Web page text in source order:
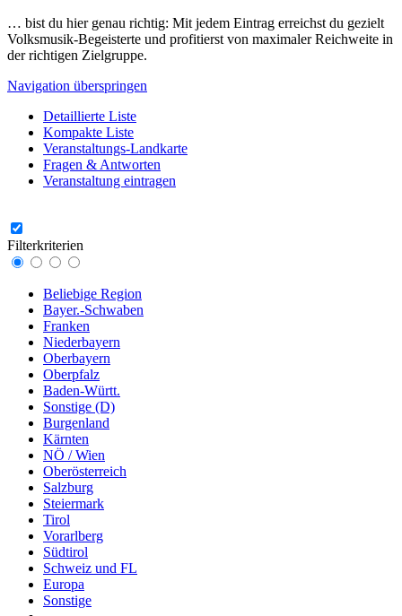
… bist du hier genau richtig: Mit jedem Eintrag erreichst du gezielt
Volksmusik-Begeisterte und profitierst von maximaler Reichweite in
der richtigen Zielgruppe.
Navigation überspringen
Detaillierte Liste
Kompakte Liste
Veranstaltungs-Landkarte
Fragen & Antworten
Veranstaltung eintragen
Filterkriterien
Beliebige Region
Bayer.-Schwaben
Franken
Niederbayern
Oberbayern
Oberpfalz
Baden-Württ.
Sonstige (D)
Burgenland
Kärnten
NÖ / Wien
Oberösterreich
Salzburg
Steiermark
Tirol
Vorarlberg
Südtirol
Schweiz und FL
Europa
Sonstige